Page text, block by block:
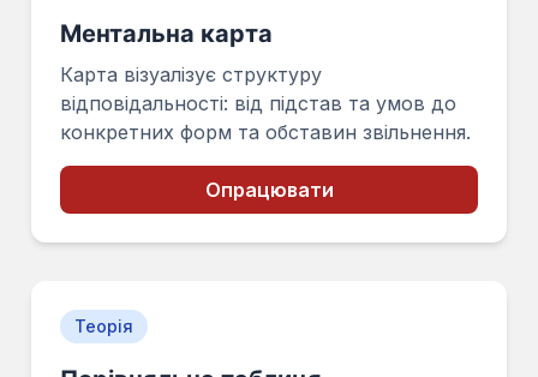
Ментальна карта
Карта візуалізує структуру
відповідальності: від підстав та умов до
конкретних форм та обставин звільнення.
Опрацювати
Теорія